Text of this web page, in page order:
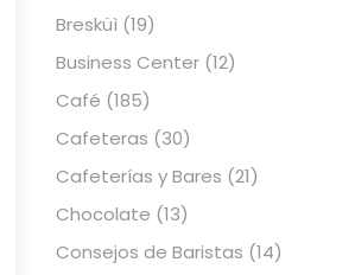
Bresküì(19)
Business Center(12)
Café (185)
Cafeteras (30)
Cafeterías y Bares (21)
Chocolate (13)
Consejos de Baristas (14)